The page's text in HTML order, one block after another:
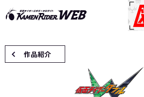
当サイトでは、機械的な自動翻訳サービスを使用していま
す。指定した言語に切り替わらないページは、ブラウザの翻
訳機能をご利用ください。
作品紹介